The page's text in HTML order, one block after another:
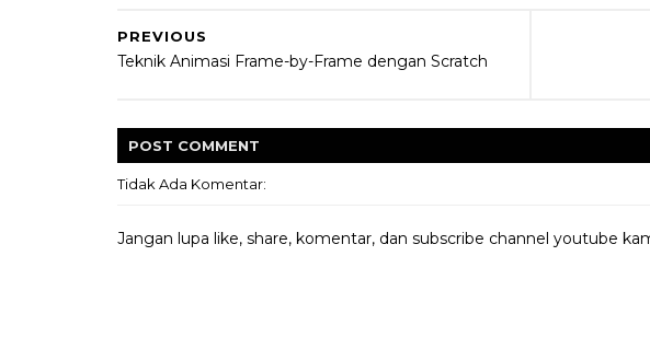
PREVIOUS
Teknik Animasi Frame-by-Frame dengan Scratch
POST COMMENT
Tidak Ada Komentar:
Jangan lupa like, share, komentar, dan subscribe channel youtube